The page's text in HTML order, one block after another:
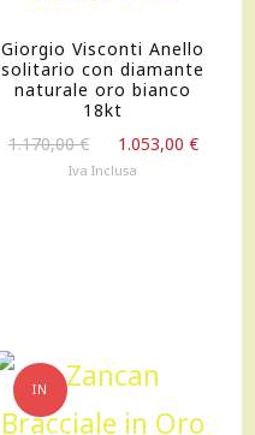
Giorgio Visconti Anello
solitario con diamante
naturale oro bianco
18kt
1.170,00€
prezzo
1.053,00 €
Iva Inclusa
IN